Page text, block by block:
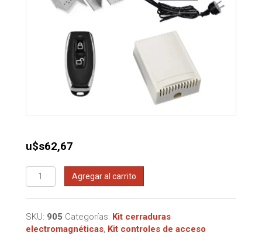
u$s62,67
electromagnetica
con
remoto
y
Agregar al carrito
SKU: 905 Categorías: Kit cerraduras
electromagnéticas, Kit controles de acceso